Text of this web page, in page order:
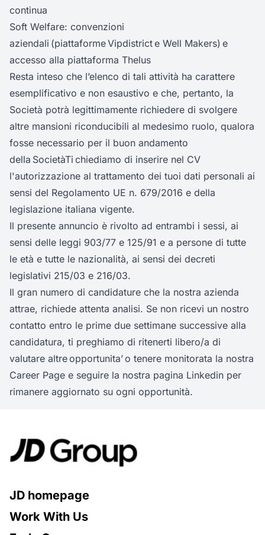
continua
Soft Welfare: convenzioni
aziendali (piattaforme Vipdistrict e Well Makers) e
accesso alla piattaforma Thelus
Resta inteso che l’elenco di tali attività ha carattere
esemplificativo e non esaustivo e che, pertanto, la
Società potrà legittimamente richiedere di svolgere
altre mansioni riconducibili al medesimo ruolo, qualora
fosse necessario per il buon andamento
della SocietàTi chiediamo di inserire nel CV
l'autorizzazione al trattamento dei tuoi dati personali ai
sensi del Regolamento UE n. 679/2016 e della
legislazione italiana vigente.
Il presente annuncio è rivolto ad entrambi i sessi, ai
sensi delle leggi 903/77 e 125/91 e a persone di tutte
le età e tutte le nazionalità, ai sensi dei decreti
legislativi 215/03 e 216/03.
Il gran numero di candidature che la nostra azienda
attrae, richiede attenta analisi. Se non ricevi un nostro
contatto entro le prime due settimane successive alla
candidatura, ti preghiamo di ritenerti libero/a di
valutare altre opportunita’ o tenere monitorata la nostra
Career Page e seguire la nostra pagina Linkedin per
rimanere aggiornato su ogni opportunità.
JD homepage
Work With Us